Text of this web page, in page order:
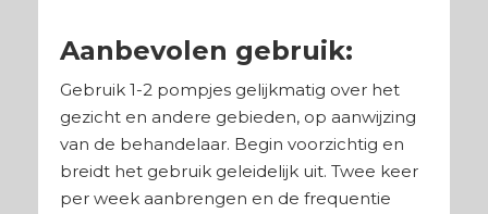
Aanbevolen gebruik:
Gebruik 1-2 pompjes gelijkmatig over het
gezicht en andere gebieden, op aanwijzing
van de behandelaar. Begin voorzichtig en
breidt het gebruik geleidelijk uit. Twee keer
per week aanbrengen en de frequentie